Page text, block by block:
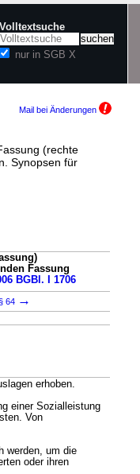
Volltextsuche
nur in SGB X
Mail bei Änderungen
(rechte
Synopsen für
Fassung
BGBl. I 1706
64 →
erhoben.
einer Sozialleistung
Von
werden, um die
oder ihren